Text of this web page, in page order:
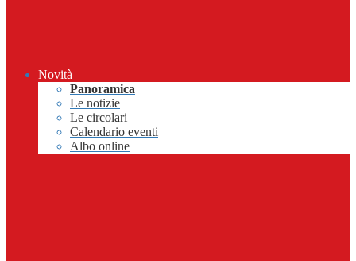
Novità
Panoramica
Le notizie
Le circolari
Calendario eventi
Albo online